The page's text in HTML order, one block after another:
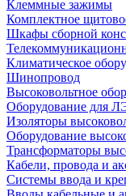
Клеммные зажимы
Комплектное
Шкафы сборной
Климатическое
Шинопровод
Высоковольтное
Оборудование для
Изоляторы
Оборудование
Трансформаторы
Кабели, провода и
Системы ввода и